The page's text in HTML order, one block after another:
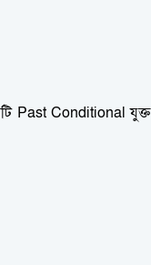
Past Conditional যুক্ত